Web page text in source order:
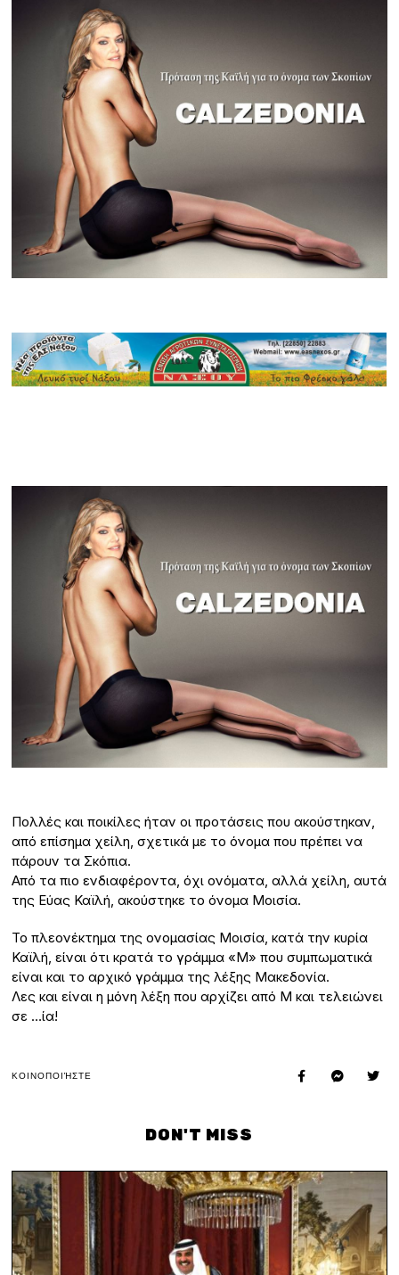
Πολλές και ποικίλες ήταν οι προτάσεις που ακούστηκαν,
από επίσημα χείλη, σχετικά με το όνομα που πρέπει να
πάρουν τα Σκόπια.
Από τα πιο ενδιαφέροντα, όχι ονόματα, αλλά χείλη, αυτά
της Εύας Καϊλή, ακούστηκε το όνομα Μοισία.
Το πλεονέκτημα της ονομασίας Μοισία, κατά την κυρία
Καϊλή, είναι ότι κρατά το γράμμα «Μ» που συμπωματικά
είναι και το αρχικό γράμμα της λέξης Μακεδονία.
Λες και είναι η μόνη λέξη που αρχίζει από Μ και τελειώνει
σε …ία!
ΚΟΙΝΟΠΟΙΉΣΤΕ
DON'T MISS